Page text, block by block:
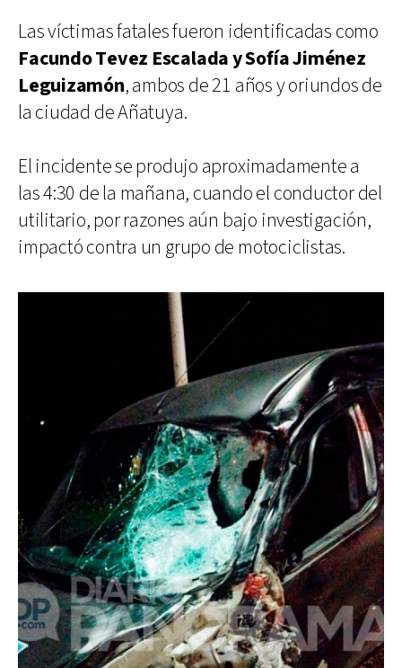
Las víctimas fatales fueron identificadas como
Facundo Tevez Escalada y Sofía Jiménez
Leguizamón, ambos de 21 años y oriundos de
la ciudad de Añatuya.
El incidente se produjo aproximadamente a
las 4:30 de la mañana, cuando el conductor del
utilitario, por razones aún bajo investigación,
impactó contra un grupo de motociclistas.